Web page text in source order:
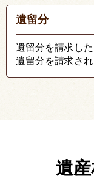
遺留分
遺留分を請求した
遺留分を請求され
遺